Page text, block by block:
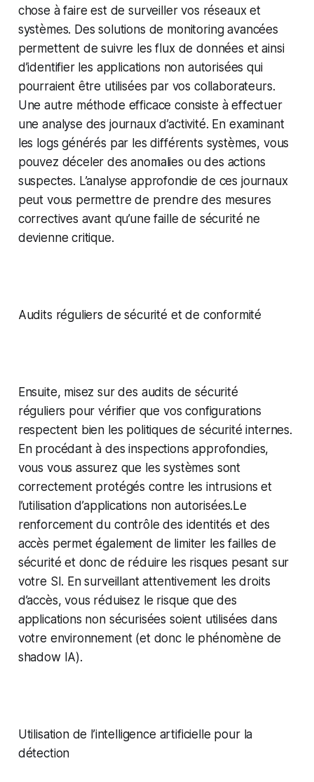
chose à faire est de surveiller vos réseaux et
systèmes. Des solutions de monitoring avancées
permettent de suivre les flux de données et ainsi
d’identifier les applications non autorisées qui
pourraient être utilisées par vos collaborateurs.
Une autre méthode efficace consiste à effectuer
une analyse des journaux d’activité. En examinant
les logs générés par les différents systèmes, vous
pouvez déceler des anomalies ou des actions
suspectes. L’analyse approfondie de ces journaux
peut vous permettre de prendre des mesures
correctives avant qu’une faille de sécurité ne
devienne critique.
Audits réguliers de sécurité et de conformité
Ensuite, misez sur des audits de sécurité
réguliers pour vérifier que vos configurations
respectent bien les politiques de sécurité internes.
En procédant à des inspections approfondies,
vous vous assurez que les systèmes sont
correctement protégés contre les intrusions et
l’utilisation d’applications non autorisées.Le
renforcement du contrôle des identités et des
accès permet également de limiter les failles de
sécurité et donc de réduire les risques pesant sur
votre SI. En surveillant attentivement les droits
d’accès, vous réduisez le risque que des
applications non sécurisées soient utilisées dans
votre environnement (et donc le phénomène de
shadow IA).
Utilisation de l’intelligence artificielle pour la
détection